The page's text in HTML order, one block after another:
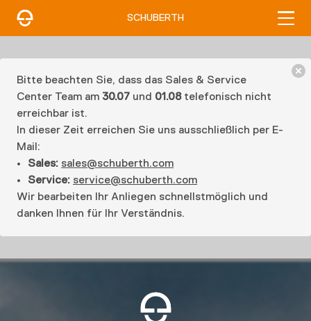
SCHUBERTH
Bitte beachten Sie, dass das Sales & Service
Center Team am 30.07 und 01.08telefonisch nicht
erreichbar ist.
In dieser Zeit erreichen Sie uns ausschließlich per E-
Mail:
Sales: sales@schuberth.com
Service: service@schuberth.com
Wir bearbeiten Ihr Anliegen schnellstmöglich und
danken Ihnen für Ihr Verständnis.